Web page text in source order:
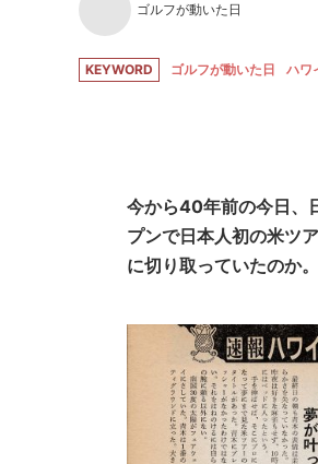
ゴルフが動いた日
KEYWORD ゴルフが動いた日 ハワ
今から40年前の今日、
プンで日本人初の米ツ
に切り取っていたのか